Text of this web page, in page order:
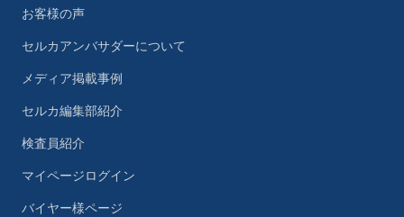
お客様の声
セルカアンバサダーについて
メディア掲載事例
セルカ編集部紹介
検査員紹介
マイページログイン
バイヤー様ページ